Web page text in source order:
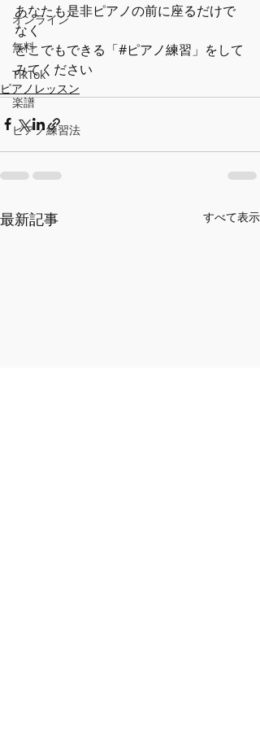
オンライン
無料
TikTok
楽譜
ピアノ練習法
あなたも是非ピアノの前に座るだけで
なく
どこでもできる「#ピアノ練習」をして
みてください
ピアノレッスン
最新記事 すべて表示